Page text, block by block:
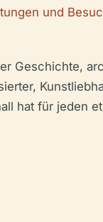
und
Geschichte,
hat für jeden